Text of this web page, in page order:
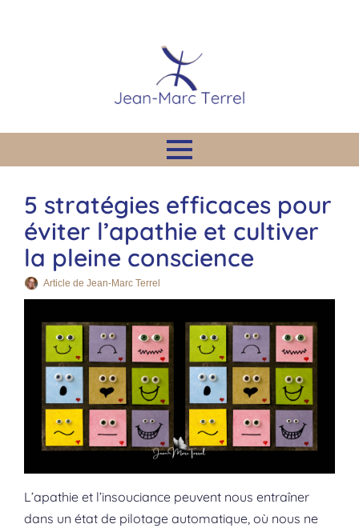
5 stratégies efficaces pour
éviter l’apathie et cultiver
la pleine conscience
Article de Jean-Marc Terrel
L’apathie et l’insouciance peuvent nous entraîner
dans un état de pilotage automatique, où nous ne